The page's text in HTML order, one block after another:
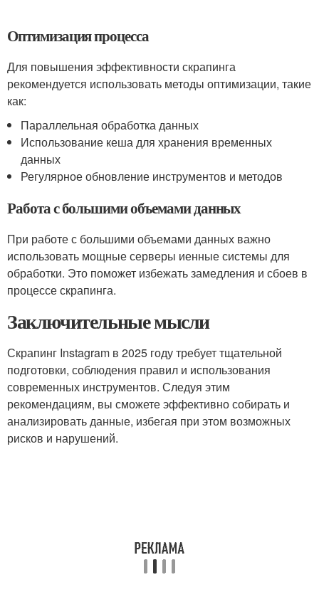
Оптимизация процесса
Для повышения эффективности скрапинга
рекомендуется использовать методы оптимизации, такие
как:
Параллельная обработка данных
Использование кеша для хранения временных
данных
Регулярное обновление инструментов и методов
Работа с большими объемами данных
При работе с большими объемами данных важно
использовать мощные серверы иенные системы для
обработки. Это поможет избежать замедления и сбоев в
процессе скрапинга.
Заключительные мысли
Скрапинг Instagram в 2025 году требует тщательной
подготовки, соблюдения правил и использования
современных инструментов. Следуя этим
рекомендациям, вы сможете эффективно собирать и
анализировать данные, избегая при этом возможных
рисков и нарушений.